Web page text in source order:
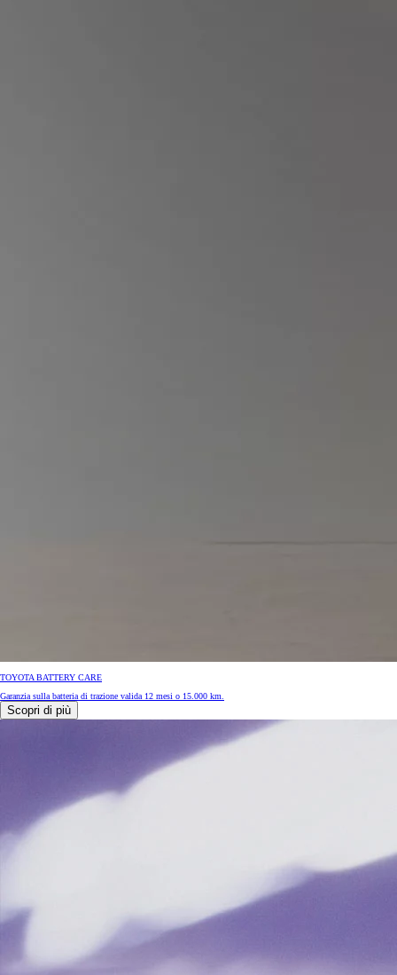
TOYOTA BATTERY CARE
Garanzia sulla batteria di trazione valida 12 mesi o 15.000 km.
Scopri di più